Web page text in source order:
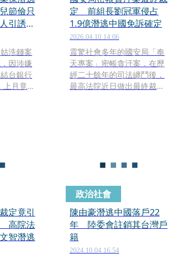
節儉只
引誘誤
洗錢案
因涉嫌
台銀行
上月竟大
達歉
是愛錢
壞人引
定 前組長劉冠軍侵占
1.9億潛逃中國免訴確定
2026.04.10 14:06
震驚社會多年的國安局「奉
天專案」密帳貪汙案，在歷
經二十餘年的司法纏鬥後，
最高法院近日做出最終裁
檢方上訴，正式判決劉冠軍
纏繞台灣政壇多年的國安弊
案，在法律追訴層面上畫下
句點。
定竟引
高院法
智潛逃
政治社會
陳由豪潛逃中國落戶22
年 陸委會註銷其台灣戶
籍
2024.10.04 16:54